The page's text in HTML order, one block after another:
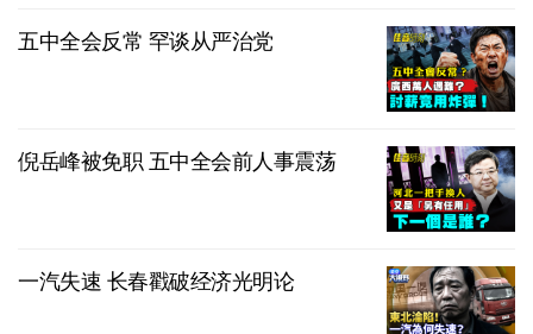
五中全会反常 罕谈从严治党
倪岳峰被免职 五中全会前人事震荡
一汽失速 长春戳破经济光明论